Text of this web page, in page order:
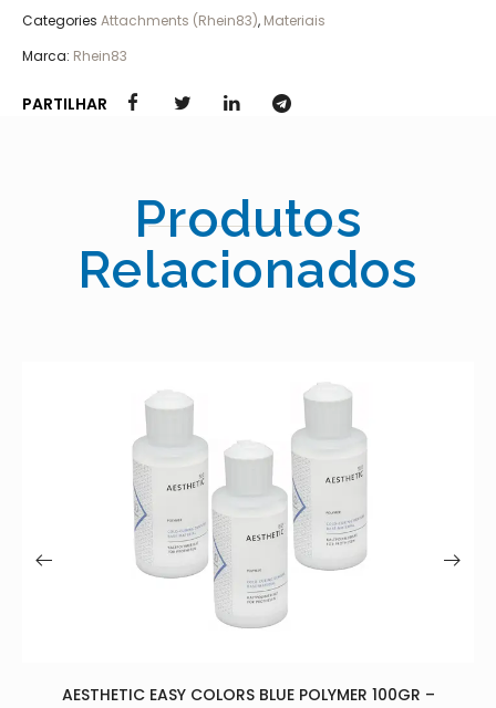
Categories Attachments (Rhein83), Materiais
Marca: Rhein83
PARTILHAR
Produtos
Relacionados
COLORS BLUE POLYMER 100GR –